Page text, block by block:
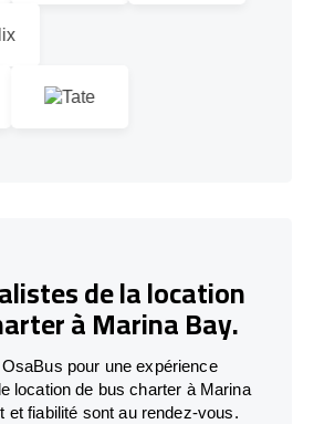
de la location
à Marina Bay.
pour une expérience
location de bus charter à Marina
et fiabilité sont au rendez-vous.